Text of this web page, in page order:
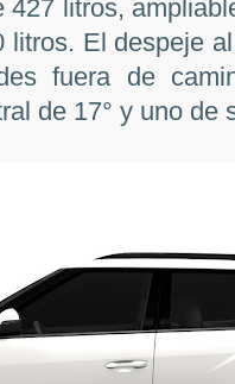
litros,
litros. El despeje
fuera de
de 17° y uno de